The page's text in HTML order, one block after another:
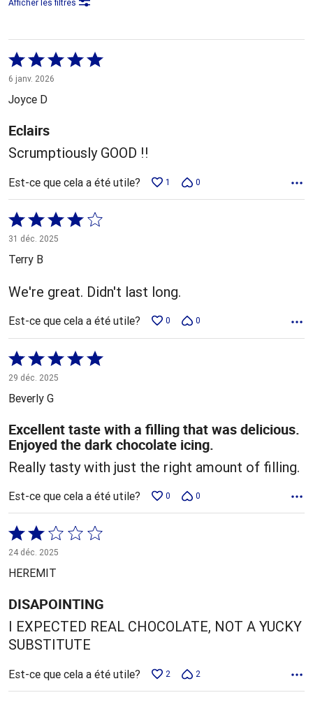
Afficher les filtres
Coté
5 sur
5
6 janv. 2026
Joyce D
Eclairs
Scrumptiously GOOD !!
Est-ce que cela a été utile? 1 0
Coté
4 sur
5
31 déc. 2025
Terry B
We're great. Didn't last long.
Est-ce que cela a été utile? 0 0
Coté
5 sur
5
29 déc. 2025
Beverly G
Excellent taste with a filling that was delicious.
Enjoyed the dark chocolate icing.
Really tasty with just the right amount of filling.
Est-ce que cela a été utile? 0 0
Coté
2 sur
5
24 déc. 2025
HEREMIT
DISAPOINTING
I EXPECTED REAL CHOCOLATE, NOT A YUCKY
SUBSTITUTE
Est-ce que cela a été utile? 2 2